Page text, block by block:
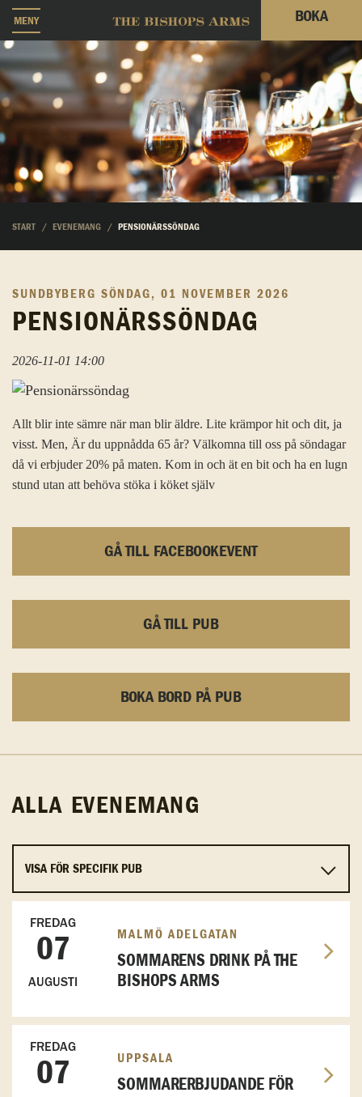
MENY BOKA
START EVENEMANG PENSIONÄRSSÖNDAG
SUNDBYBERG SÖNDAG, 01 NOVEMBER 2026
PENSIONÄRSSÖNDAG
2026-11-01 14:00
Allt blir inte sämre när man blir äldre. Lite krämpor hit och dit, ja
visst. Men, Är du uppnådda 65 år? Välkomna till oss på söndagar
då vi erbjuder 20% på maten. Kom in och ät en bit och ha en lugn
stund utan att behöva stöka i köket själv
GÅ TILL FACEBOOKEVENT
GÅ TILL PUB
BOKA BORD PÅ PUB
ALLA EVENEMANG
FREDAG
07
AUGUSTI
MALMÖ ADELGATAN
SOMMARENS DRINK PÅ THE
BISHOPS ARMS
FREDAG
07 UPPSALA
SOMMARERBJUDANDE FÖR